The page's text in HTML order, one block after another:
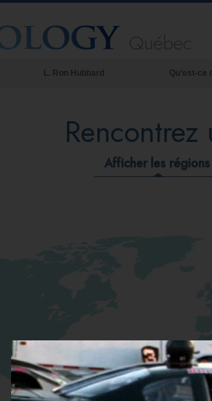
L. Ron Hubbard Qu’est-ce
Credos et Codes
Rencontrez un
Afficher les régions